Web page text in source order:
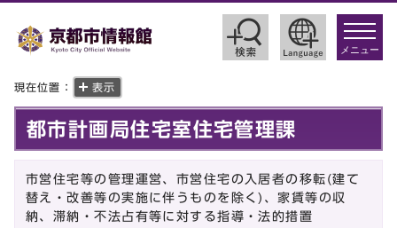
toggle
メニュー
現在位置： 表示
都市計画局住宅室住宅管理課
市営住宅等の管理運営、市営住宅の入居者の移転(建て
替え・改善等の実施に伴うものを除く)、家賃等の収
納、滞納・不法占有等に対する指導・法的措置